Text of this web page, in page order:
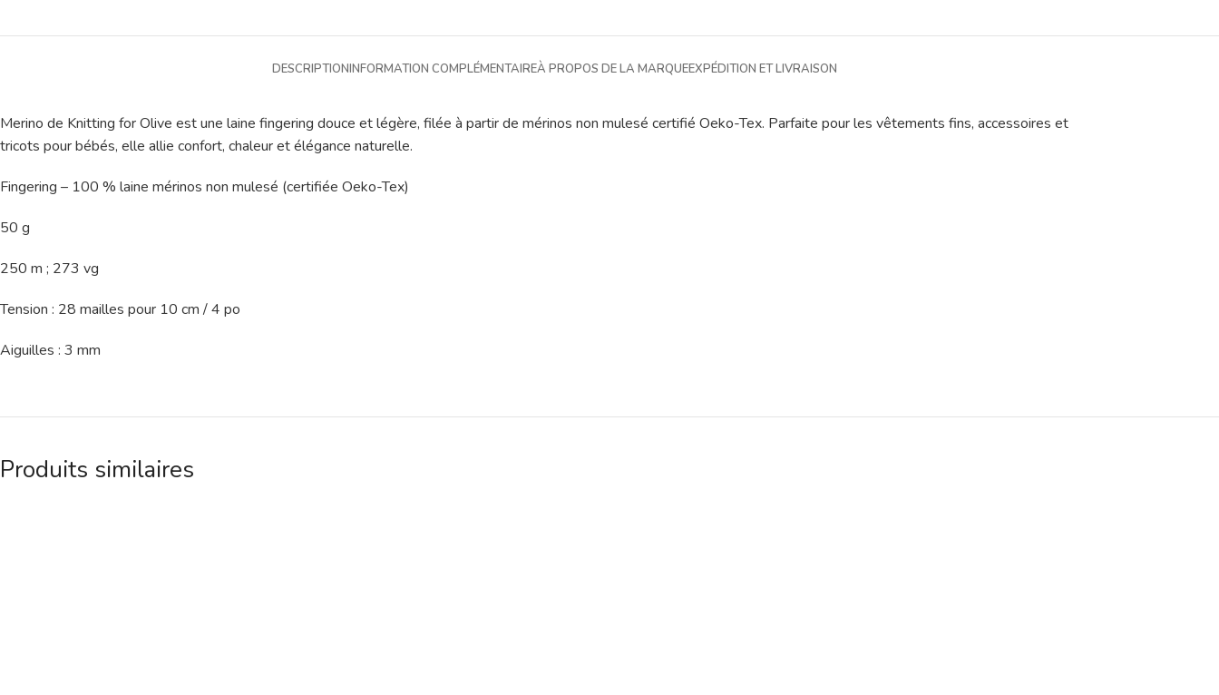
DESCRIPTIONINFORMATION COMPLÉMENTAIREÀ PROPOS DE LA MARQUEEXPÉDITION ET LIVRAISON
Merino de Knitting for Olive est une laine fingering douce et légère, filée à partir de mérinos non mulesé certifié Oeko-Tex. Parfaite pour les vêtements fins, accessoires et
tricots pour bébés, elle allie confort, chaleur et élégance naturelle.
Fingering – 100 % laine mérinos non mulesé (certifiée Oeko-Tex)
50 g
250 m ; 273 vg
Tension : 28 mailles pour 10 cm / 4 po
Aiguilles : 3 mm
Produits similaires